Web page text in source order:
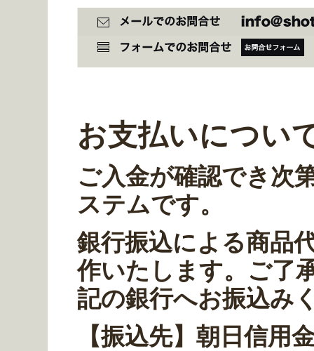
お支払いについ
ご入金が確認でき次
ステムです。
銀行振込による商品
作いたします。ご了
記の銀行へお振込み
【振込先】朝日信用